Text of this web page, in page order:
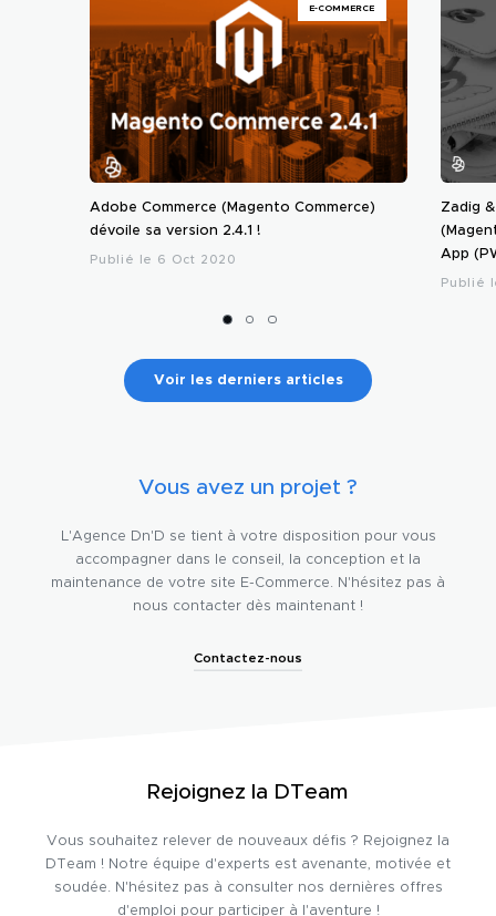
E-COMMERCE
Adobe Commerce (Magento Commerce)
dévoile sa version 2.4.1 !
Publié le 6 Oct 2020
Zadig
App
Publié
Voir les derniers articles
Vous avez un projet ?
L'Agence Dn'D se tient à votre disposition pour vous
accompagner dans le conseil, la conception et la
maintenance de votre site E-Commerce. N'hésitez pas à
nous contacter dès maintenant !
Contactez-nous
Rejoignez la DTeam
Vous souhaitez relever de nouveaux défis ? Rejoignez la
DTeam ! Notre équipe d'experts est avenante, motivée et
soudée. N'hésitez pas à consulter nos dernières offres
d'emploi pour participer à l'aventure !